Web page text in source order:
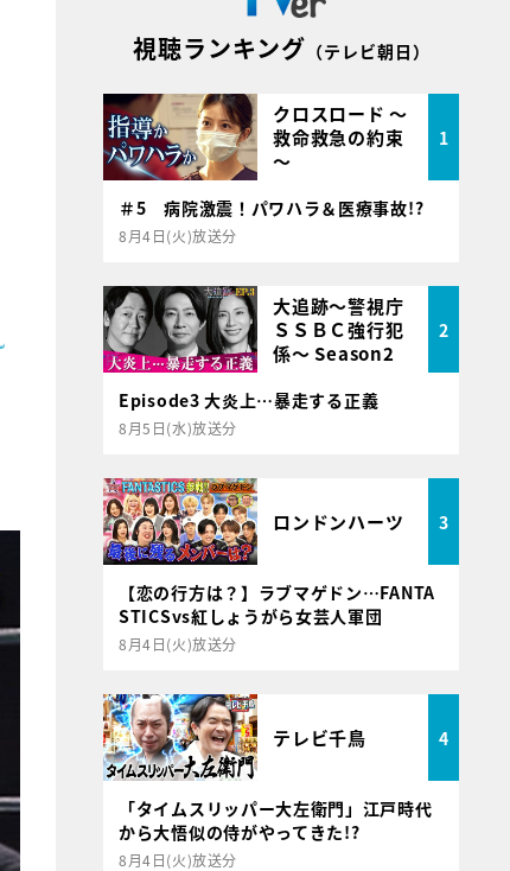
視聴ランキング （テレビ朝日）
クロスロード ～
救命救急の約束
～
1
＃5 病院激震！パワハラ＆医療事故!?
8月4日(火)放送分
大追跡～警視庁
ＳＳＢＣ強行犯
係～ Season2
2
Episode3 大炎上…暴走する正義
8月5日(水)放送分
ロンドンハーツ 3
【恋の行方は？】ラブマゲドン…FANTA
STICSvs紅しょうがら女芸人軍団
8月4日(火)放送分
テレビ千鳥 4
「タイムスリッパー大左衛門」江戸時代
から大悟似の侍がやってきた!?
8月4日(火)放送分